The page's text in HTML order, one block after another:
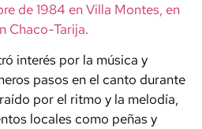
de 1984 en Villa Montes, en
Chaco-Tarija.
interés por la música y
pasos en el canto durante
por el ritmo y la melodía,
locales como peñas y